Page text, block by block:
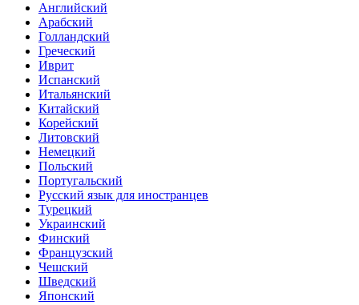
Английский
Арабский
Голландский
Греческий
Иврит
Испанский
Итальянский
Китайский
Корейский
Литовский
Немецкий
Польский
Португальский
Русский язык для иностранцев
Турецкий
Украинский
Финский
Французский
Чешский
Шведский
Японский